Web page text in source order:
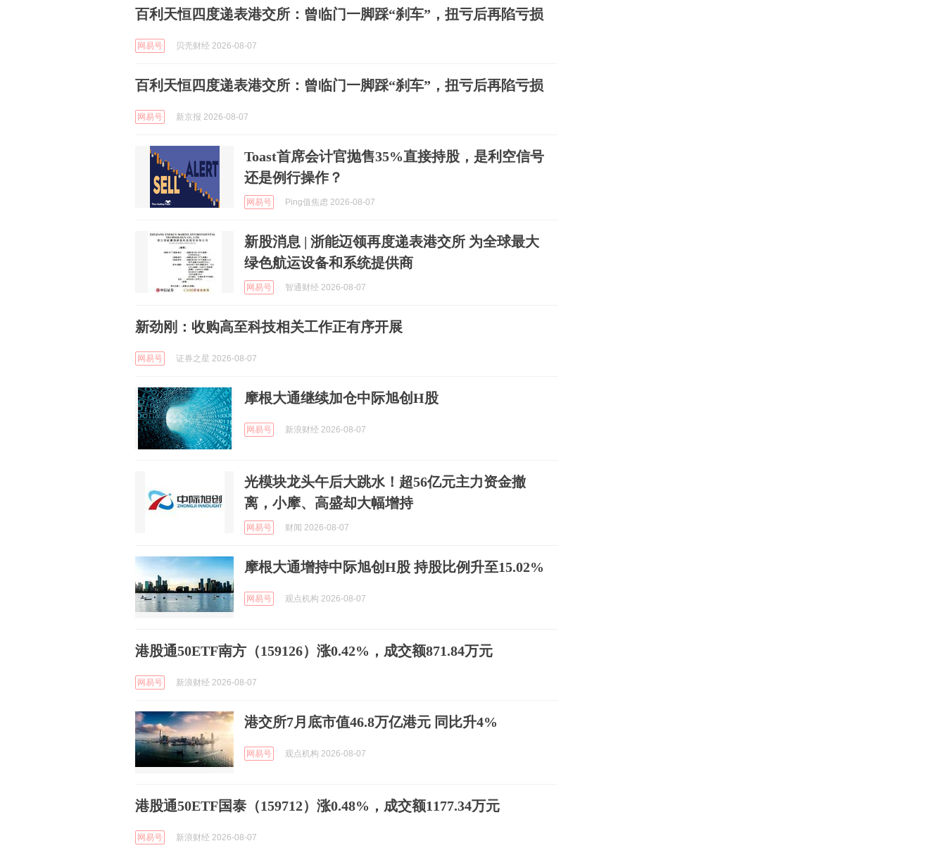
百利天恒四度递表港交所：曾临门一脚踩“刹车”，扭亏后再陷亏损
网易号 贝壳财经 2026-08-07
百利天恒四度递表港交所：曾临门一脚踩“刹车”，扭亏后再陷亏损
网易号 新京报 2026-08-07
Toast首席会计官抛售35%直接持股，是利空信号
还是例行操作？
网易号 Ping值焦虑 2026-08-07
新股消息 | 浙能迈领再度递表港交所 为全球最大
绿色航运设备和系统提供商
网易号 智通财经 2026-08-07
新劲刚：收购高至科技相关工作正有序开展
网易号 证券之星 2026-08-07
摩根大通继续加仓中际旭创H股
网易号 新浪财经 2026-08-07
光模块龙头午后大跳水！超56亿元主力资金撤
离，小摩、高盛却大幅增持
网易号 财闻 2026-08-07
摩根大通增持中际旭创H股 持股比例升至15.02%
网易号 观点机构 2026-08-07
港股通50ETF南方（159126）涨0.42%，成交额871.84万元
网易号 新浪财经 2026-08-07
港交所7月底市值46.8万亿港元 同比升4%
网易号 观点机构 2026-08-07
港股通50ETF国泰（159712）涨0.48%，成交额1177.34万元
网易号 新浪财经 2026-08-07